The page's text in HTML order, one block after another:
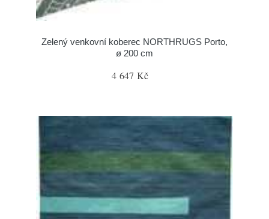
Zelený venkovní koberec NORTHRUGS Porto,
ø 200 cm
4 647 Kč